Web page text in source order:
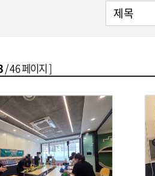
/ 46 페이지 ]